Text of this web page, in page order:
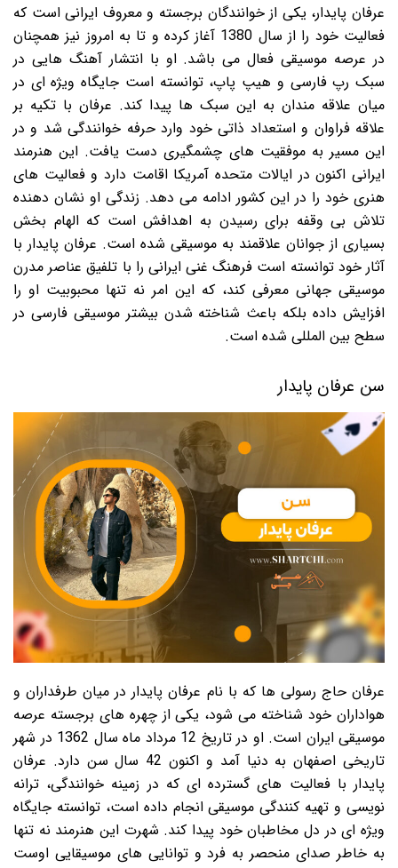
عرفان پایدار، یکی از خوانندگان برجسته و معروف ایرانی است که
فعالیت خود را از سال 1380 آغاز کرده و تا به امروز نیز همچنان
در عرصه موسیقی فعال می باشد. او با انتشار آهنگ هایی در
سبک رپ فارسی و هیپ پاپ، توانسته است جایگاه ویژه ای در
میان علاقه مندان به این سبک ها پیدا کند. عرفان با تکیه بر
علاقه فراوان و استعداد ذاتی خود وارد حرفه خوانندگی شد و در
این مسیر به موفقیت های چشمگیری دست یافت. این هنرمند
ایرانی اکنون در ایالات متحده آمریکا اقامت دارد و فعالیت های
هنری خود را در این کشور ادامه می دهد. زندگی او نشان دهنده
تلاش بی وقفه برای رسیدن به اهدافش است که الهام بخش
بسیاری از جوانان علاقمند به موسیقی شده است. عرفان پایدار با
آثار خود توانسته است فرهنگ غنی ایرانی را با تلفیق عناصر مدرن
موسیقی جهانی معرفی کند، که این امر نه تنها محبوبیت او را
افزایش داده بلکه باعث شناخته شدن بیشتر موسیقی فارسی در
سطح بین المللی شده است.
سن عرفان پایدار
عرفان حاج رسولی ها که با نام عرفان پایدار در میان طرفداران و
هواداران خود شناخته می شود، یکی از چهره های برجسته عرصه
موسیقی ایران است. او در تاریخ 12 مرداد ماه سال 1362 در شهر
تاریخی اصفهان به دنیا آمد و اکنون 42 سال سن دارد. عرفان
پایدار با فعالیت های گسترده ای که در زمینه خوانندگی، ترانه
نویسی و تهیه کنندگی موسیقی انجام داده است، توانسته جایگاه
ویژه ای در دل مخاطبان خود پیدا کند. شهرت این هنرمند نه تنها
به خاطر صدای منحصر به فرد و توانایی های موسیقایی اوست